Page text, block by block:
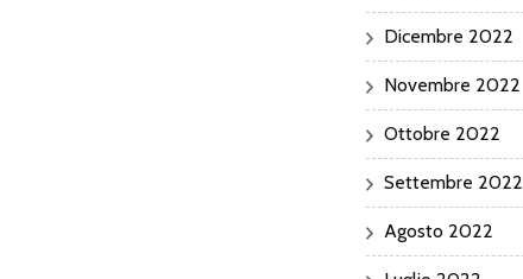
Dicembre 2022
Novembre 2022
Ottobre 2022
Settembre 2022
Agosto 2022